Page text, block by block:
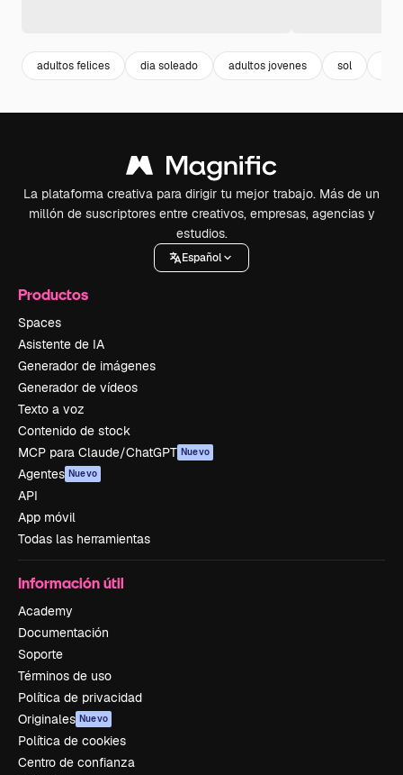
adultos felices dia soleado adultos jovenes sol
La plataforma creativa para dirigir tu mejor trabajo. Más de un
millón de suscriptores entre creativos, empresas, agencias y
estudios.
Español
Productos
Spaces
Asistente de IA
Generador de imágenes
Generador de vídeos
Texto a voz
Contenido de stock
MCP para Claude/ChatGPT Nuevo
Agentes Nuevo
API
App móvil
Todas las herramientas
Información útil
Academy
Documentación
Soporte
Términos de uso
Política de privacidad
Originales Nuevo
Política de cookies
Centro de confianza